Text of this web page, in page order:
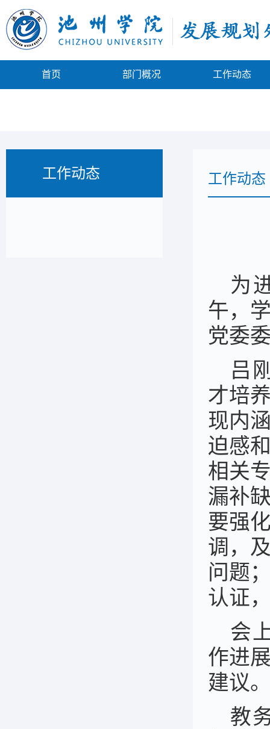
首页 部门概况 工作动态
工作动态 工作动态
为
午，
党委
吕
才培
现内
迫感
相关
漏补
要强
调，
问题
认证
会
作进
建议
教